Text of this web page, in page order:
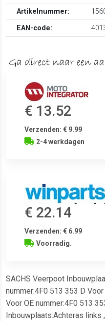
Artikelnummer:
EAN-code:
€ 13.52
Verzenden: € 9.99
2-4 werkdagen
€ 22.14
Verzenden: € 6.99
Voorradig.
SACHS Veerpoot
nummer:4F0 513 353 D
Voor OE nummer:4F0 513
Inbouwplaats:Achteras links